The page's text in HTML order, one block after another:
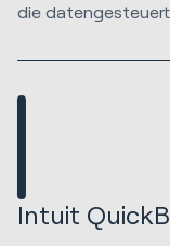
die
Intuit